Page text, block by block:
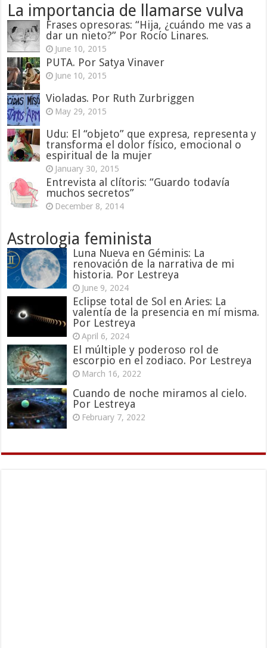
La importancia de llamarse vulva
Frases opresoras: “Hija, ¿cuándo me vas a
dar un nieto?” Por Rocío Linares.
June 10, 2015
PUTA. Por Satya Vinaver
June 10, 2015
Violadas. Por Ruth Zurbriggen
May 29, 2015
Udu: El “objeto” que expresa, representa y
transforma el dolor físico, emocional o
espiritual de la mujer
January 30, 2015
Entrevista al clítoris: “Guardo todavía
muchos secretos”
December 8, 2014
Astrologia feminista
Luna Nueva en Géminis: La
renovación de la narrativa de mi
historia. Por Lestreya
June 9, 2024
Eclipse total de Sol en Aries: La
valentía de la presencia en mí misma.
Por Lestreya
April 6, 2024
El múltiple y poderoso rol de
escorpio en el zodiaco. Por Lestreya
March 16, 2022
Cuando de noche miramos al cielo.
Por Lestreya
February 7, 2022